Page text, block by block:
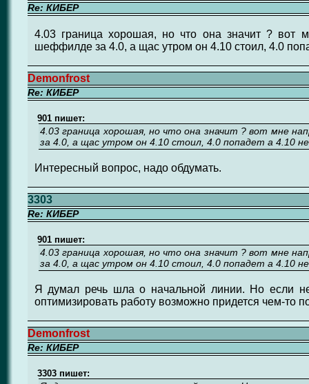
Re: КИБЕР
4.03 граница хорошая, но что она значит ? вот
шеффилде за 4.0, а щас утром он 4.10 стоил, 4.0
Demonfrost
Re: КИБЕР
901 пишет:
4.03 граница хорошая, но что она значит ? вот мне
за 4.0, а щас утром он 4.10 стоил, 4.0 попадет а 4.10
Интересный вопрос, надо обдумать.
3303
Re: КИБЕР
901 пишет:
4.03 граница хорошая, но что она значит ? вот мне
за 4.0, а щас утром он 4.10 стоил, 4.0 попадет а 4.10
Я думал речь шла о начальной линии. Но если
оптимизировать работу возможно придется чем-то
Demonfrost
Re: КИБЕР
3303 пишет: